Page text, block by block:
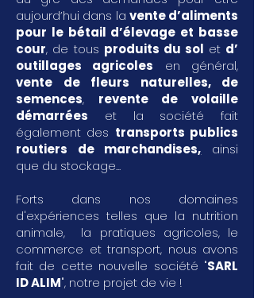
aujourd’hui dans la vente d’aliments
pour le bétail d’élevage et basse
cour, de tous produits du sol et d’
outillages agricoles en général,
vente de fleurs naturelles, de
semences, revente de volaille
démarrées et la société fait
également des transports publics
routiers de marchandises, ainsi
que du stockage...
Forts dans nos domaines
d'expériences telles que la nutrition
animale, la pratiques agricoles, le
commerce et transport, nous avons
fait de cette nouvelle société "SARL
ID ALIM", notre projet de vie !